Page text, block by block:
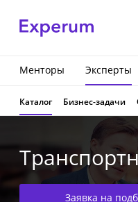
Менторы Эксперты
Каталог Бизнес-задачи
Заявка на